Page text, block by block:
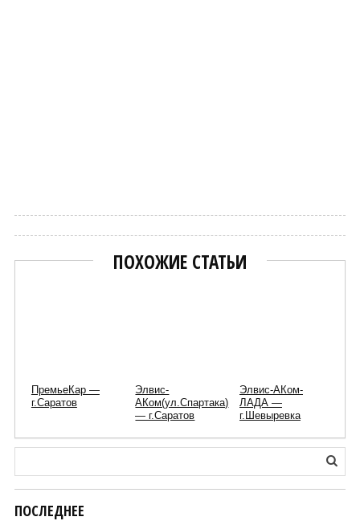
ПОХОЖИЕ СТАТЬИ
ПремьеКар —
г.Саратов
Элвис-
АКом(ул.Спартака)
— г.Саратов
Элвис-АКом-
ЛАДА —
г.Шевыревка
ПОСЛЕДНЕЕ